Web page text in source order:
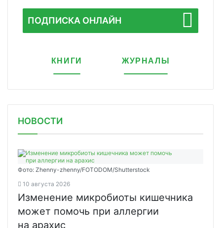
ПОДПИСКА ОНЛАЙН
КНИГИ ЖУРНАЛЫ
НОВОСТИ
Фото: Zhenny-zhenny/FOTODOM/Shutterstock
10 августа 2026
Изменение микробиоты кишечника
может помочь при аллергии
на арахис